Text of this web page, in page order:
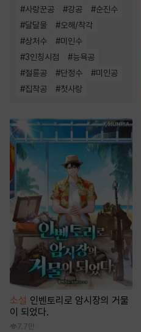
#사랑꾼공 #강공 #순진수
#달달물 #오해/착각
#상처수 #미인수
#3인칭시점 #능욕공
#절륜공 #단정수 #미인공
#집착공 #첫사랑
소설 인벤토리로 암시장의 거물
이 되었다.
7.7만